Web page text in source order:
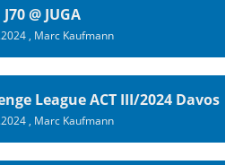
J70 @ JUGA
, Marc Kaufmann
League ACT III/2024 Davos
, Marc Kaufmann